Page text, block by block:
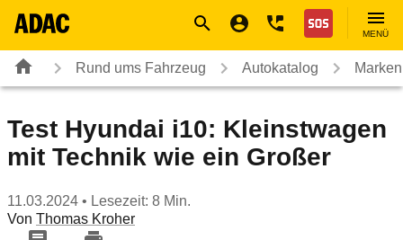
Nothilfe
MENÜ
Rund ums Fahrzeug Autokatalog
Test Hyundai i10: Kleinstwagen
mit Technik wie ein Großer
11.03.2024 • Lesezeit: 8 Min.
Von Thomas Kroher